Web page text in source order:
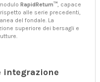
RapidReturn™ , capace
alle serie precedenti,
del fondale. La
superiore dei bersagli e
integrazione